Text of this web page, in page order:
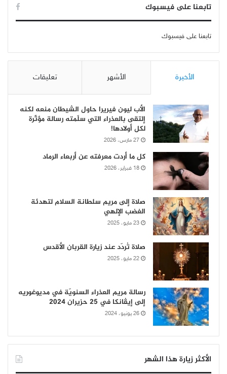
تابعنا على فيسبوك
تابعنا على فيسبوك
الأخيرة الأشهر تعليقات
الأب ليون فيريرا حاول الشيطان منعه لكنه
إلتقى بالعذراء التي سلّمته رسالة مؤثّرة
لكل أولادها!
27 مارس، 2026
كل ما أردت معرفته عن أربعاء الرماد
18 فبراير، 2026
صلاة إلى مريم سلطانة السلام لتهدئة
الغضب الإلهي
23 مايو، 2025
صلاة تُردّد عند زيارة القربان الأقدس
22 مايو، 2025
رسالة مريم العذراء السنويّة في مديوغوريه
إلى إيڤانكا في 25 حزيران 2024
26 يونيو، 2024
الأكثر زيارة هذا الشهر